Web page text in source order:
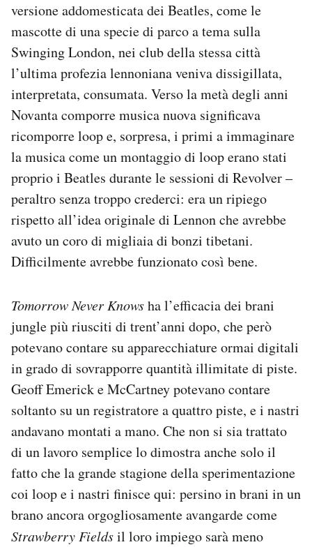
versione addomesticata dei Beatles, come le
mascotte di una specie di parco a tema sulla
Swinging London, nei club della stessa città
l’ultima profezia lennoniana veniva dissigillata,
interpretata, consumata. Verso la metà degli anni
Novanta comporre musica nuova significava
ricomporre loop e, sorpresa, i primi a immaginare
la musica come un montaggio di loop erano stati
proprio i Beatles durante le sessioni di Revolver –
peraltro senza troppo crederci: era un ripiego
rispetto all’idea originale di Lennon che avrebbe
avuto un coro di migliaia di bonzi tibetani.
Difficilmente avrebbe funzionato così bene.
Tomorrow Never Knowsha l’efficacia dei brani
jungle più riusciti di trent’anni dopo, che però
potevano contare su apparecchiature ormai digitali
in grado di sovrapporre quantità illimitate di piste.
Geoff Emerick e McCartney potevano contare
soltanto su un registratore a quattro piste, e i nastri
andavano montati a mano. Che non si sia trattato
di un lavoro semplice lo dimostra anche solo il
fatto che la grande stagione della sperimentazione
coi loop e i nastri finisce qui: persino in brani in un
brano ancora orgogliosamente avangarde come
Strawberry Fieldsil loro impiego sarà meno